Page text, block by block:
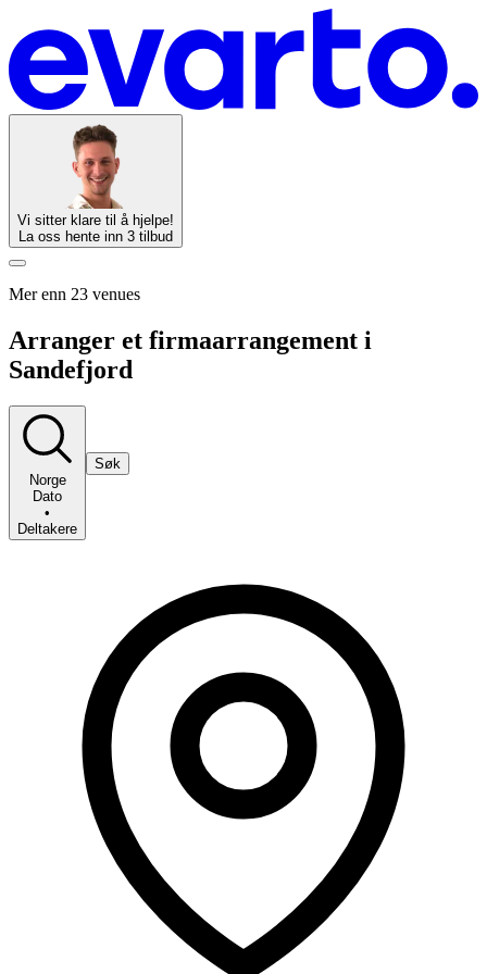
Vi sitter klare til å hjelpe!
La oss hente inn 3 tilbud
Mer enn 23 venues
Arranger et firmaarrangement i
Sandefjord
Norge
Dato
•
Deltakere
Søk